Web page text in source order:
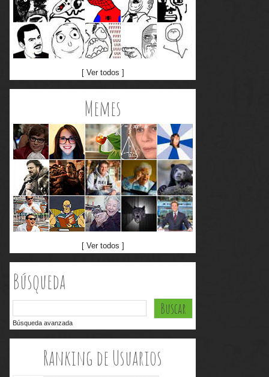
[ Ver todos ]
Memes
[ Ver todos ]
Búsqueda
Búsqueda avanzada
Ranking de Usuarios